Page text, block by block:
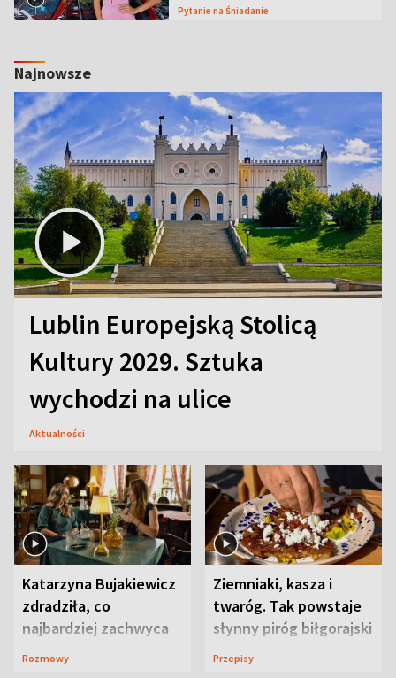
Pytanie na Śniadanie
Najnowsze
Lublin Europejską Stolicą
Kultury 2029. Sztuka
wychodzi na ulice
Aktualności
Katarzyna Bujakiewicz
zdradziła, co
najbardziej zachwyca
ją w Lublinie
Rozmowy
Ziemniaki, kasza i
twaróg. Tak powstaje
słynny piróg biłgorajski
Przepisy